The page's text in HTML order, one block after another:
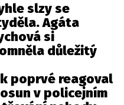
slzy se
Agáta
si
důležitý
poprvé reagoval
v policejním